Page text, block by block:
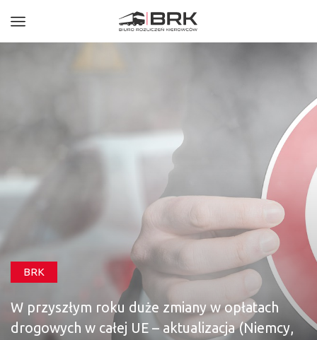
BRK
W przyszłym roku duże zmiany w opłatach
drogowych w całej UE – aktualizacja (Niemcy,